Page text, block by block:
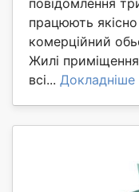
повідомлення
працюють
комерційний
Жилі
всі... Докладніше